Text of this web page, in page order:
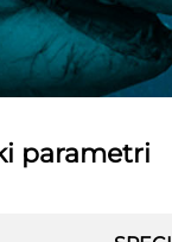
parametri